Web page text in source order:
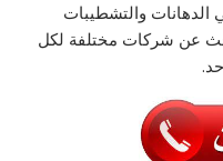
والتشطيبات
عن شركات مختلفة لكل